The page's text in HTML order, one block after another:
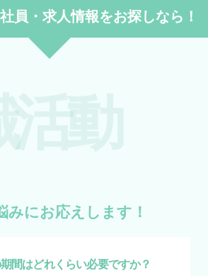
員・求人情報をお探しなら！
動
みにお応えします！
間はどれくらい必要ですか？